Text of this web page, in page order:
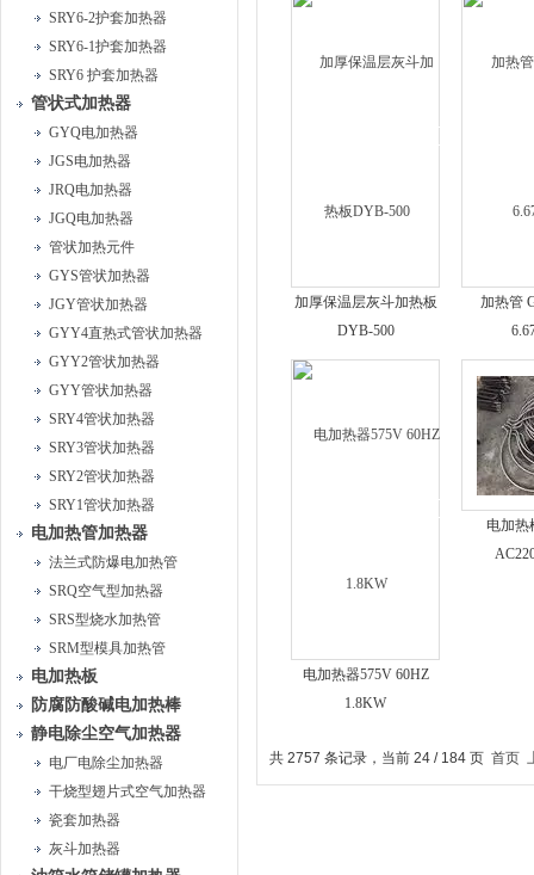
SRY6-2护套加热器
SRY6-1护套加热器
SRY6 护套加热器
管状式加热器
GYQ电加热器
JGS电加热器
JRQ电加热器
JGQ电加热器
管状加热元件
GYS管状加热器
JGY管状加热器
GYY4直热式管状加热器
GYY2管状加热器
GYY管状加热器
SRY4管状加热器
SRY3管状加热器
SRY2管状加热器
SRY1管状加热器
电加热管加热器
法兰式防爆电加热管
SRQ空气型加热器
SRS型烧水加热管
SRM型模具加热管
电加热板
防腐防酸碱电加热棒
静电除尘空气加热器
电厂电除尘加热器
干烧型翅片式空气加热器
瓷套加热器
灰斗加热器
加厚保温层灰斗加热板
DYB-500
加热管
电加热器575V 60HZ
1.8KW
电加热
共 2757 条记录，当前 24 / 184 页 首页